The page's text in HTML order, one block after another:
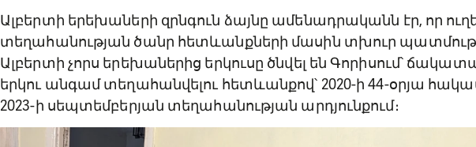
Ալբերտի երեխաների զրնգուն ձայնը ամենադրականն էր, որ
տեղահանության ծանր հետևանքների մասին տխուր
Ալբերտի չորս երեխաներից երկուսը ծնվել են Գորիսում՝
երկու անգամ տեղահանվելու հետևանքով՝ 2020-ի 44-օրյա
2023-ի սեպտեմբերյան տեղահանության արդյունքում։